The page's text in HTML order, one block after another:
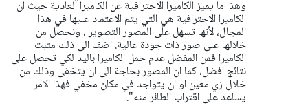
وهذا ما يميز الكاميرا الاحترافية عن الكاميرا العادية حيث ان
الكاميرا الاحترافية هي التي يتم الاعتماد عليها في هذا
المجال، لأنها تسهل على المصور التصوير ، ونحصل من
خلالها على صور ذات جودة عالية. اضف الى ذلك مثبت
الكاميرا فمن المفضل عدم حمل الكاميرا باليد لكي تحصل على
نتائج افضل، كما ان المصور بحاجة الى ان يتخفى وذلك من
خلال زي معين او ان يتواجد في مكان مخفي فهذا الامر
يساعد على اقتراب الطائر منه".